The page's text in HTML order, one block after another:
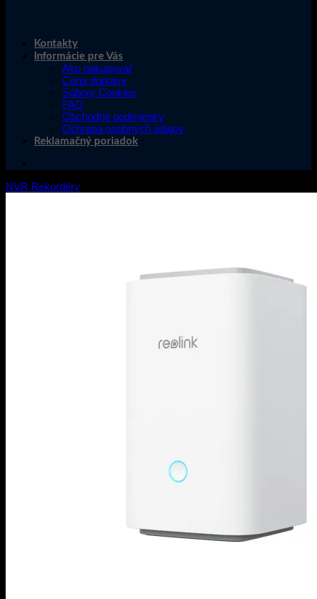
Kontakty
Informácie pre Vás
Ako nakupovať
Cena dopravy
Súbory Cookies
FAQ
Obchodné podmienky
Ochrana osobných údajov
Reklamačný poriadok
NVR Rekordéry